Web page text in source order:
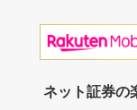
ネット証券の